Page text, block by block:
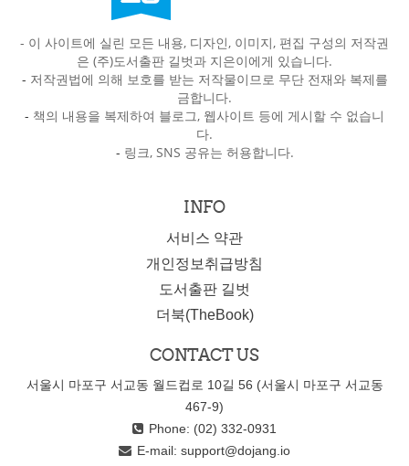
- 이 사이트에 실린 모든 내용, 디자인, 이미지, 편집 구성의 저작권
은 (주)도서출판 길벗과 지은이에게 있습니다.
- 저작권법에 의해 보호를 받는 저작물이므로 무단 전재와 복제를
금합니다.
- 책의 내용을 복제하여 블로그, 웹사이트 등에 게시할 수 없습니
다.
- 링크, SNS 공유는 허용합니다.
INFO
서비스 약관
개인정보취급방침
도서출판 길벗
더북(TheBook)
CONTACT US
서울시 마포구 서교동 월드컵로 10길 56 (서울시 마포구 서교동
467-9)
Phone: (02) 332-0931
E-mail: support@dojang.io